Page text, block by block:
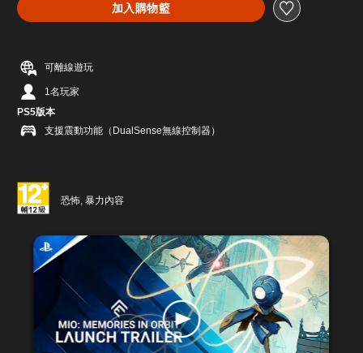
加入購物籃
可離線遊玩
1名玩家
PS5版本
支援震動功能（DualSense無線控制器）
恐怖, 暴力內容